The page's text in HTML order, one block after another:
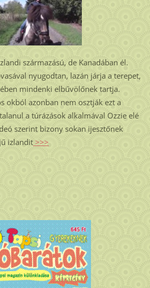
származású, de Kanadában él.
nyugodtan, lazán járja a terepet,
mindenki elbűvölőnek tartja.
okból azonban nem osztják ezt a
a túrázások alkalmával Ozzie elé
szerint bizony sokan ijesztőnek
izlandit>>>